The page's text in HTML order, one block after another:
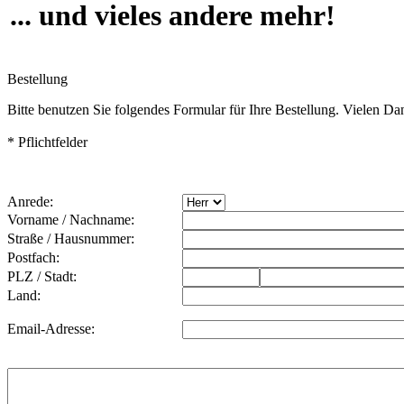
... und vieles andere mehr!
Bestellung
Bitte benutzen Sie folgendes Formular für Ihre Bestellung. Vielen
* Pflichtfelder
Anrede:
Vorname / Nachname:
Straße / Hausnummer:
Postfach:
PLZ / Stadt:
Land:
Email-Adresse: